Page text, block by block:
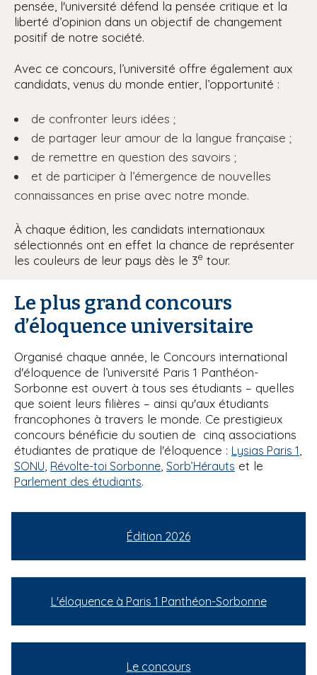
pensée, l'université défend la pensée critique et la
liberté d’opinion dans un objectif de changement
positif de notre société.
Avec ce concours, l’université offre également aux
candidats, venus du monde entier, l’opportunité :
de confronter leurs idées ;
de partager leur amour de la langue française ;
de remettre en question des savoirs ;
et de participer à l’émergence de nouvelles
connaissances en prise avec notre monde.
À chaque édition, les candidats internationaux
sélectionnés ont en effet la chance de représenter
les couleurs de leur pays dès le 3e tour.
Le plus grand concours
d’éloquence universitaire
Organisé chaque année, le Concours international
d'éloquence de l’université Paris 1 Panthéon-
Sorbonne est ouvert à tous ses étudiants – quelles
que soient leurs filières – ainsi qu'aux étudiants
francophones à travers le monde. Ce prestigieux
concours bénéficie du soutien de cinq associations
étudiantes de pratique de l'éloquence : Lysias Paris 1
SONU Révolte-toi Sorbonne Sorb’Hérauts et le
Parlement des étudiants.
Édition 2026
L'éloquence à Paris 1 Panthéon-Sorbonne
Le concours